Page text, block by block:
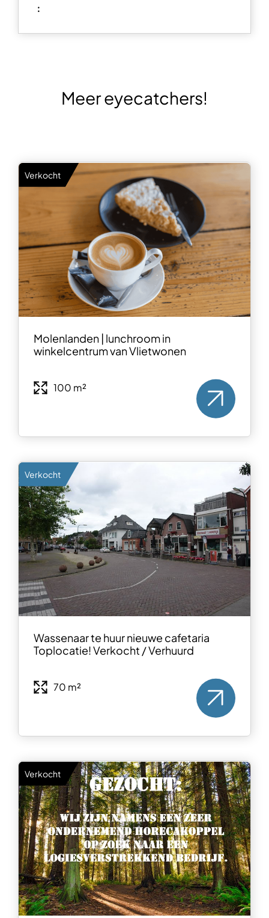
︰
Meer eyecatchers!
Verkocht
Molenlanden | lunchroom in
winkelcentrum van Vlietwonen
100 m²
Verkocht
Wassenaar te huur nieuwe cafetaria
Toplocatie! Verkocht / Verhuurd
70 m²
Verkocht